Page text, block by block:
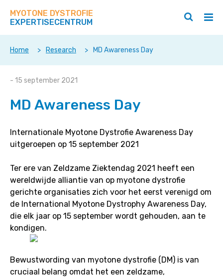
direct
op
deze
MYOTONE DYSTROFIE
EXPERTISECENTRUM
/
Zoeken
/
Home > Research > MD Awareness Day
MD
Day
- 15 september 2021
MD Awareness Day
Internationale Myotone Dystrofie Awareness Day
uitgeroepen op 15 september 2021
Ter ere van Zeldzame Ziektendag 2021 heeft een
wereldwijde alliantie van op myotone dystrofie
gerichte organisaties zich voor het eerst verenigd om
de International Myotone Dystrophy Awareness Day,
die elk jaar op 15 september wordt gehouden, aan te
kondigen.
Bewustwording van myotone dystrofie (DM) is van
cruciaal belang omdat het een zeldzame,